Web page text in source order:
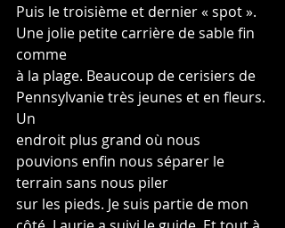
Puis le troisième et dernier « spot ».
Une jolie petite carrière de sable fin
comme
à la plage. Beaucoup de cerisiers de
Pennsylvanie très jeunes et en fleurs.
Un
endroit plus grand où nous
pouvions enfin nous séparer le
terrain sans nous piler
sur les pieds. Je suis partie de mon